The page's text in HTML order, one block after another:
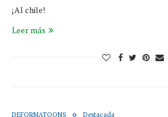
¡Al chile!
Leer más
DEFORMATOONS Destacada